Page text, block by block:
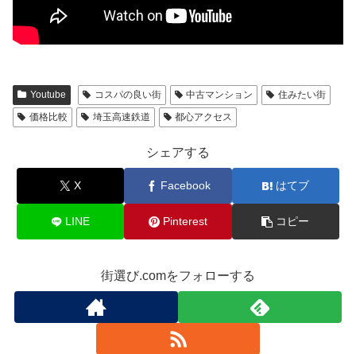
Youtube コスパの良い街 中古マンション
住みたい街
価格比較
埼玉高速鉄道 都心アクセス
シェアする
X Facebook はてブ
LINE Pinterest コピー
街選び.comをフォローする